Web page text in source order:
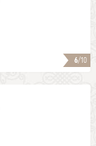
6/10